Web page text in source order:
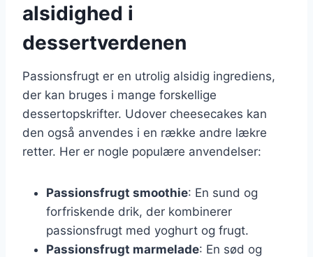
alsidighed i
dessertverdenen
Passionsfrugt er en utrolig alsidig ingrediens,
der kan bruges i mange forskellige
dessertopskrifter. Udover cheesecakes kan
den også anvendes i en række andre lækre
retter. Her er nogle populære anvendelser:
Passionsfrugt smoothie: En sund og
forfriskende drik, der kombinerer
passionsfrugt med yoghurt og frugt.
Passionsfrugt marmelade: En sød og